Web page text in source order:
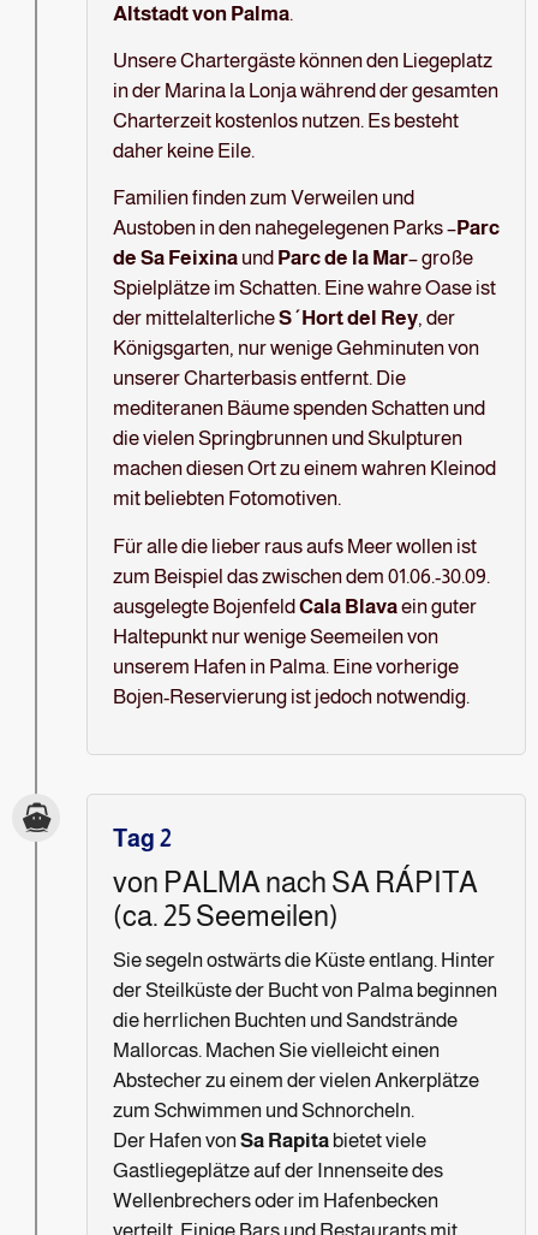
Altstadt von Palma.
Unsere Chartergäste können den Liegeplatz
in der Marina la Lonja während der gesamten
Charterzeit kostenlos nutzen. Es besteht
daher keine Eile.
Familien finden zum Verweilen und
Austoben in den nahegelegenen Parks –Parc
de Sa Feixina und Parc de la Mar– große
Spielplätze im Schatten. Eine wahre Oase ist
der mittelalterlicheS´Hort del Rey, der
Königsgarten, nur wenige Gehminuten von
unserer Charterbasis entfernt. Die
mediteranen Bäume spenden Schatten und
die vielen Springbrunnen und Skulpturen
machen diesen Ort zu einem wahren Kleinod
mit beliebten Fotomotiven.
Für alle die lieber raus aufs Meer wollen ist
zum Beispiel das zwischen dem 01.06.-30.09.
ausgelegte BojenfeldCala Blavaein guter
Haltepunkt nur wenige Seemeilen von
unserem Hafen in Palma. Eine vorherige
Bojen-Reservierung ist jedoch notwendig.
Tag 2
von PALMA nach SA RÁPITA
(ca. 25 Seemeilen)
Sie segeln ostwärts die Küste entlang. Hinter
der Steilküste der Bucht von Palma beginnen
die herrlichen Buchten und Sandstrände
Mallorcas. Machen Sie vielleicht einen
Abstecher zu einem der vielen Ankerplätze
zum Schwimmen und Schnorcheln.
Der Hafen vonSa Rapita bietet viele
Gastliegeplätze auf der Innenseite des
Wellenbrechers oder im Hafenbecken